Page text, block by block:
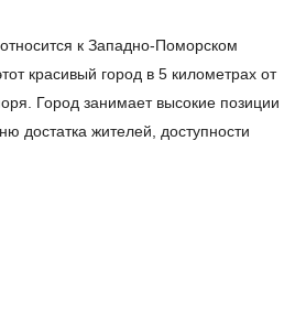
к Западно-Поморском
красивый город в 5 километрах от
Город занимает высокие позиции
достатка жителей, доступности